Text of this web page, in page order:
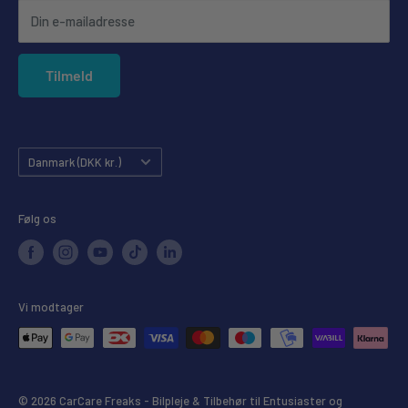
Forudbestilling
Privatlivspolitik
Købsgaranti
Din e-mailadresse
Tilmeld
Land
Danmark (DKK kr.)
Følg os
Vi modtager
© 2026 CarCare Freaks - Bilpleje & Tilbehør til Entusiaster og